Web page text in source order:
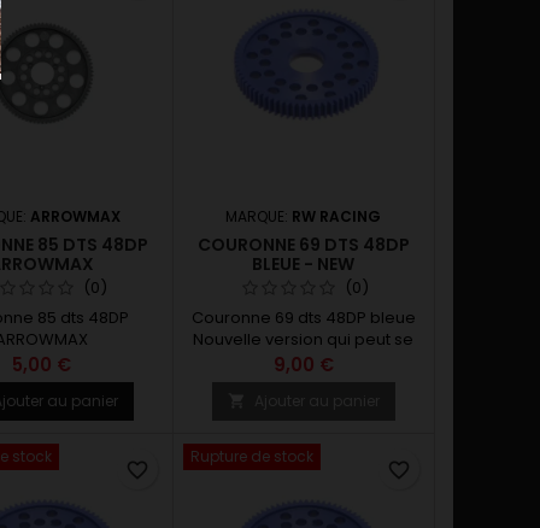
ARROWMAX
85 DTS 48DP
(0)
85 dts 48DP
5,00 €
au panier
MARQUE: RW RACING
COURONNE 69 DTS 48DP
BLEUE - NEW
(0)
Couronne 69 dts 48DP bleue
Nouvelle version qui peut se
monter sur le différentiel a
billes.
9,00 €
stock
favorite_border
Rupture de stock
favorite_border